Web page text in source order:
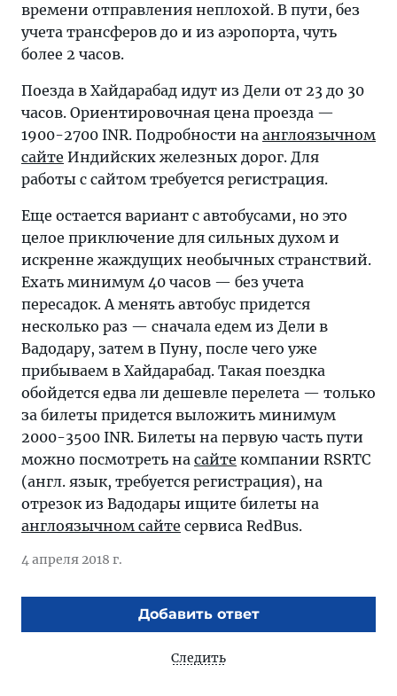
времени отправления неплохой. В пути, без
учета трансферов до и из аэропорта, чуть
более 2 часов.
Поезда в Хайдарабад идут из Дели от 23 до 30
часов. Ориентировочная цена проезда —
1900-2700 INR. Подробности на англоязычном
сайте Индийских железных дорог. Для
работы с сайтом требуется регистрация.
Еще остается вариант с автобусами, но это
целое приключение для сильных духом и
искренне жаждущих необычных странствий.
Ехать минимум 40 часов — без учета
пересадок. А менять автобус придется
несколько раз — сначала едем из Дели в
Вадодару, затем в Пуну, после чего уже
прибываем в Хайдарабад. Такая поездка
обойдется едва ли дешевле перелета — только
за билеты придется выложить минимум
2000-3500 INR. Билеты на первую часть пути
можно посмотреть на сайте компании RSRTC
(англ. язык, требуется регистрация), на
отрезок из Вадодары ищите билеты на
англоязычном сайте сервиса RedBus.
4 апреля 2018 г.
Добавить ответ
Следить